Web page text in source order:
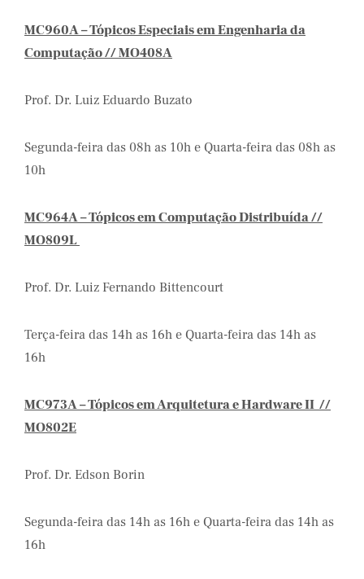
MC960A – Tópicos Especiais em Engenharia da
Computação // MO408A
Prof. Dr. Luiz Eduardo Buzato
Segunda-feira das 08h as 10h e Quarta-feira das 08h as
10h
MC964A – Tópicos em Computação Distribuída //
MO809L
Prof. Dr. Luiz Fernando Bittencourt
Terça-feira das 14h as 16h e Quarta-feira das 14h as
16h
MC973A – Tópicos em Arquitetura e Hardware II //
MO802E
Prof. Dr. Edson Borin
Segunda-feira das 14h as 16h e Quarta-feira das 14h as
16h